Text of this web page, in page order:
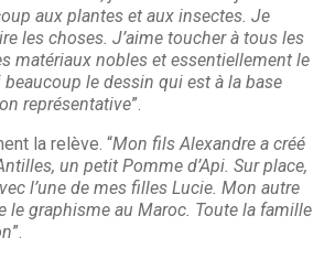
aux plantes et aux insectes. Je
les choses. J’aime toucher à tous les
matériaux nobles et essentiellement le
beaucoup le dessin qui est à la base
représentative”.
la relève. “Mon fils Alexandre a créé
un petit Pomme d’Api. Sur place,
l’une de mes filles Lucie. Mon autre
le graphisme au Maroc. Toute la famille
”.